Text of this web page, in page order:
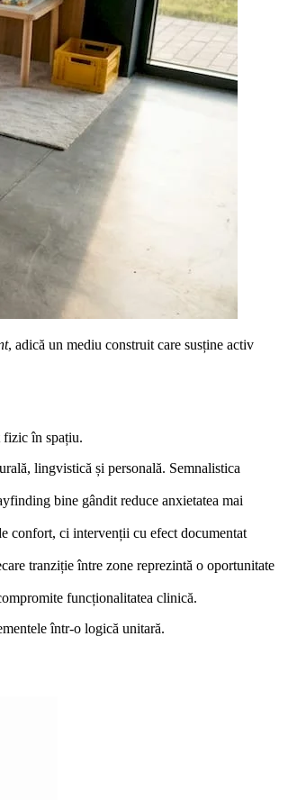
, adică un mediu construit care susține activ
fizic în spațiu.
lingvistică și personală. Semnalistica
bine gândit reduce anxietatea mai
confort, ci intervenții cu efect documentat
tranziție între zone reprezintă o oportunitate
funcționalitatea clinică.
într-o logică unitară.